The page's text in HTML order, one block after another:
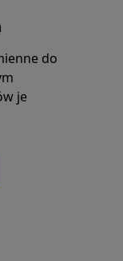
do
je